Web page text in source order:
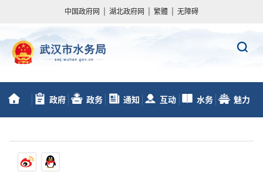
中国政府网 湖北政府网 繁體 无障碍
政府 政务 通知 互动 水务 魅力